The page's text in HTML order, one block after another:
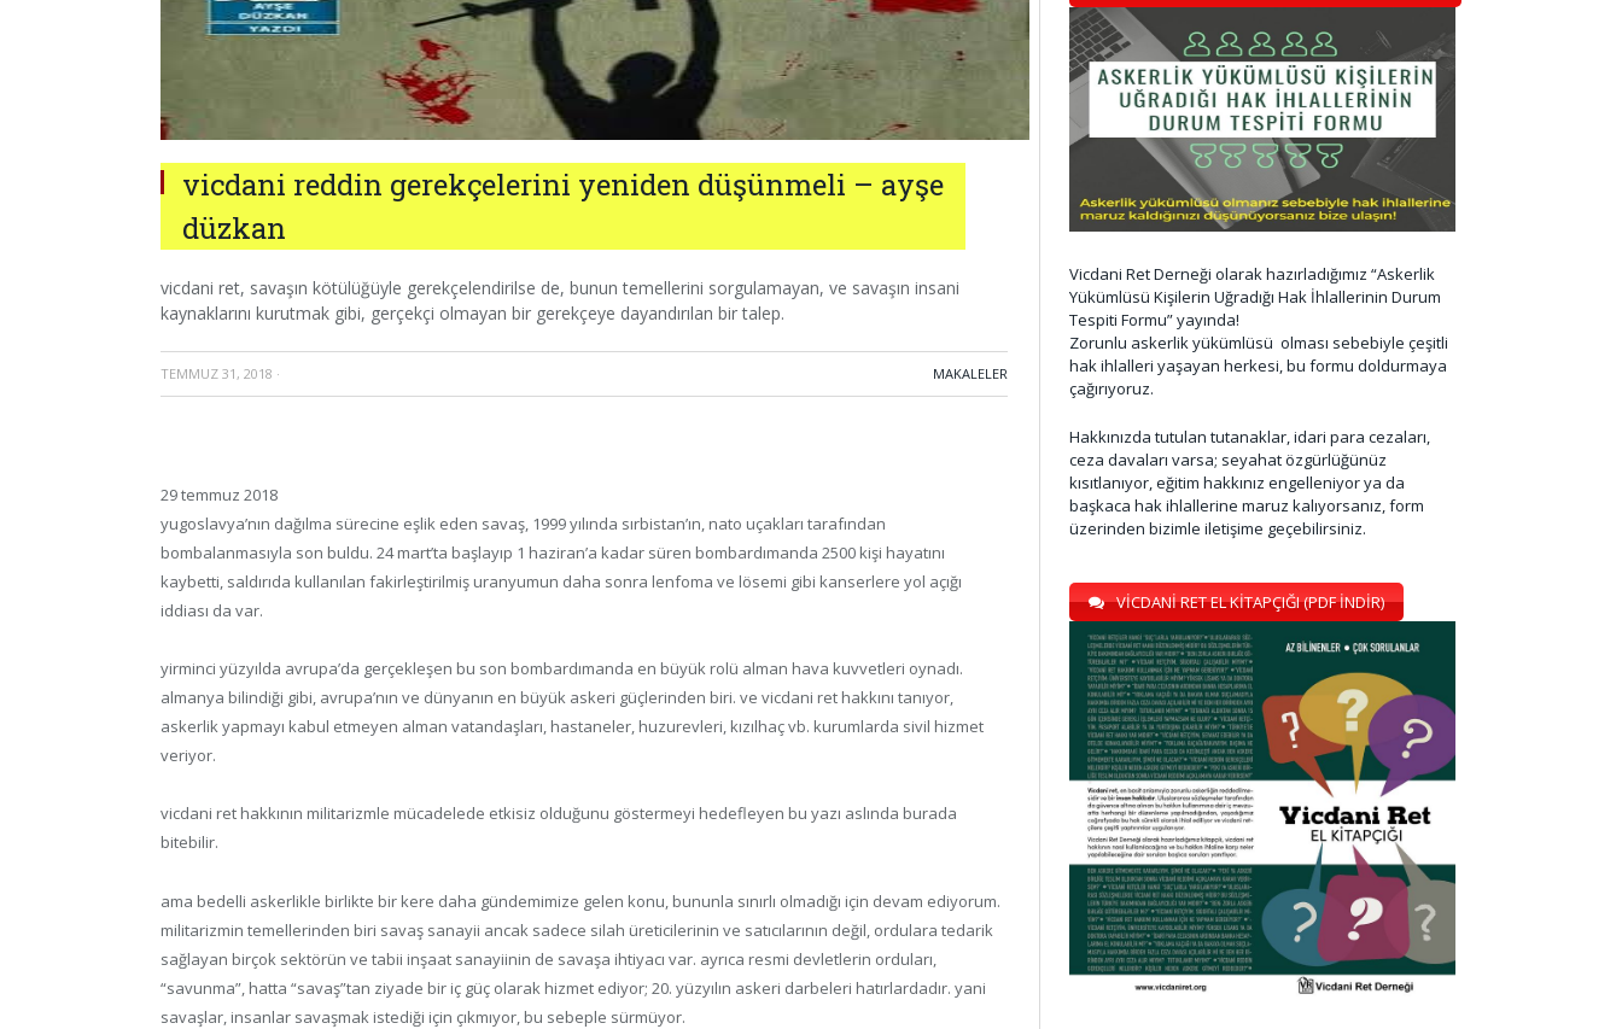
vicdani reddin gerekçelerini yeniden düşünmeli – ayşe
düzkan
vicdani ret, savaşın kötülüğüyle gerekçelendirilse de, bunun temellerini sorgulamayan, ve savaşın insani
kaynaklarını kurutmak gibi, gerçekçi olmayan bir gerekçeye dayandırılan bir talep.
TEMMUZ 31, 2018 · MAKALELER
29 temmuz 2018
yugoslavya’nın dağılma sürecine eşlik eden savaş, 1999 yılında sırbistan’ın, nato uçakları tarafından
bombalanmasıyla son buldu. 24 mart’ta başlayıp 1 haziran’a kadar süren bombardımanda 2500 kişi hayatını
kaybetti, saldırıda kullanılan fakirleştirilmiş uranyumun daha sonra lenfoma ve lösemi gibi kanserlere yol açığı
iddiası da var.
yirminci yüzyılda avrupa’da gerçekleşen bu son bombardımanda en büyük rolü alman hava kuvvetleri oynadı.
almanya bilindiği gibi, avrupa’nın ve dünyanın en büyük askeri güçlerinden biri. ve vicdani ret hakkını tanıyor,
askerlik yapmayı kabul etmeyen alman vatandaşları, hastaneler, huzurevleri, kızılhaç vb. kurumlarda sivil hizmet
veriyor.
vicdani ret hakkının militarizmle mücadelede etkisiz olduğunu göstermeyi hedefleyen bu yazı aslında burada
bitebilir.
ama bedelli askerlikle birlikte bir kere daha gündemimize gelen konu, bununla sınırlı olmadığı için devam ediyorum.
militarizmin temellerinden biri savaş sanayii ancak sadece silah üreticilerinin ve satıcılarının değil, ordulara tedarik
sağlayan birçok sektörün ve tabii inşaat sanayiinin de savaşa ihtiyacı var. ayrıca resmi devletlerin orduları,
“savunma”, hatta “savaş”tan ziyade bir iç güç olarak hizmet ediyor; 20. yüzyılın askeri darbeleri hatırlardadır. yani
savaşlar, insanlar savaşmak istediği için çıkmıyor, bu sebeple sürmüyor.
Vicdani Ret Derneği olarak hazırladığımız “Askerlik
Yükümlüsü Kişilerin Uğradığı Hak İhlallerinin Durum
Tespiti Formu” yayında!
Zorunlu askerlik yükümlüsü olması sebebiyle çeşitli
hak ihlalleri yaşayan herkesi, bu formu doldurmaya
çağırıyoruz.
Hakkınızda tutulan tutanaklar, idari para cezaları,
ceza davaları varsa; seyahat özgürlüğünüz
kısıtlanıyor, eğitim hakkınız engelleniyor ya da
başkaca hak ihlallerine maruz kalıyorsanız, form
üzerinden bizimle iletişime geçebilirsiniz.
VİCDANİ RET EL KİTAPÇIĞI (PDF İNDİR)